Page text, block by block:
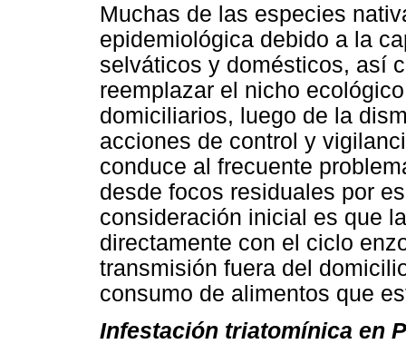
Muchas de las especies
epidemiológica debido a la
selváticos y domésticos, así
reemplazar el nicho
domiciliarios, luego de la
acciones de control y
conduce al frecuente
desde focos residuales por
consideración inicial es que
directamente con el ciclo
transmisión fuera del
consumo de alimentos que
Infestación triatomínica en